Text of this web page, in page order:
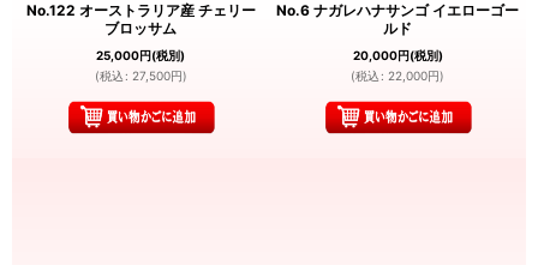
No.122 オーストラリア産 チェリー
ブロッサム
25,000円(税別)
(税込 : 27,500円)
No.6 ナガレハナサンゴ イエローゴー
ルド
20,000円(税別)
(税込 : 22,000円)